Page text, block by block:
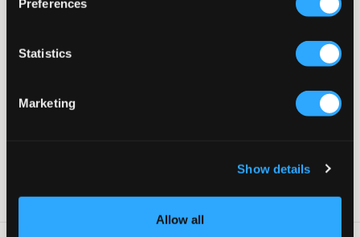
Preferences
Statistics
Marketing
Show details
Allow all
aussi bien ajusté et confortable que possible. La braguette se
compose d’un bouton et d’une fermeture zippée. Ce modèle de
trop large non plus.
Taille mi-haute
Numéro d'article:122477-001